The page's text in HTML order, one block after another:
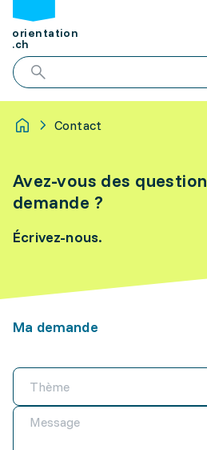
orientation
.ch
Contact
Avez-vous des
demande ?
Écrivez-nous.
Ma demande